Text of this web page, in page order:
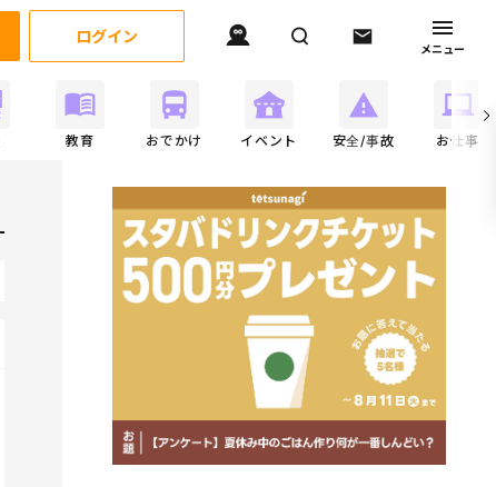
ログイン
メニュー
教育 おでかけ イベント 安全/事故 お仕事